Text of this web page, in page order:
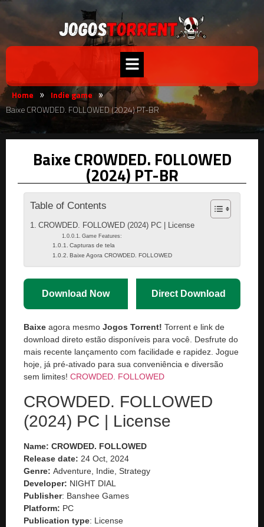
Home » Indie game »
Baixe CROWDED. FOLLOWED (2024) PT-BR
Baixe CROWDED. FOLLOWED
(2024) PT-BR
Table of Contents
CROWDED. FOLLOWED (2024) PC | License
Game Features:
Capturas de tela
Baixe Agora CROWDED. FOLLOWED
Download Now Direct Download
Baixe agora mesmo Jogos Torrent! Torrent e link de
download direto estão disponíveis para você. Desfrute do
mais recente lançamento com facilidade e rapidez. Jogue
hoje, já pré-ativado para sua conveniência e diversão
sem limites! CROWDED. FOLLOWED
CROWDED. FOLLOWED
(2024) PC | License
Name: CROWDED. FOLLOWED
Release date: 24 Oct, 2024
Genre: Adventure, Indie, Strategy
Developer: NIGHT DIAL
Publisher: Banshee Games
Platform: PC
Publication type: License